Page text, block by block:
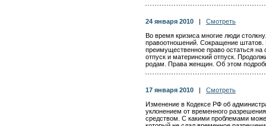
24 января 2010
Смотреть
Во время кризиса многие люди
правоотношений. Сокращение штатов.
преимущественное право остаться
отпуск и материнский отпуск.
родам. Права женщин. Об этом
17 января 2010
Смотреть
Изменение в Кодексе РФ об
уклонением от временного
средством. С какими проблемами